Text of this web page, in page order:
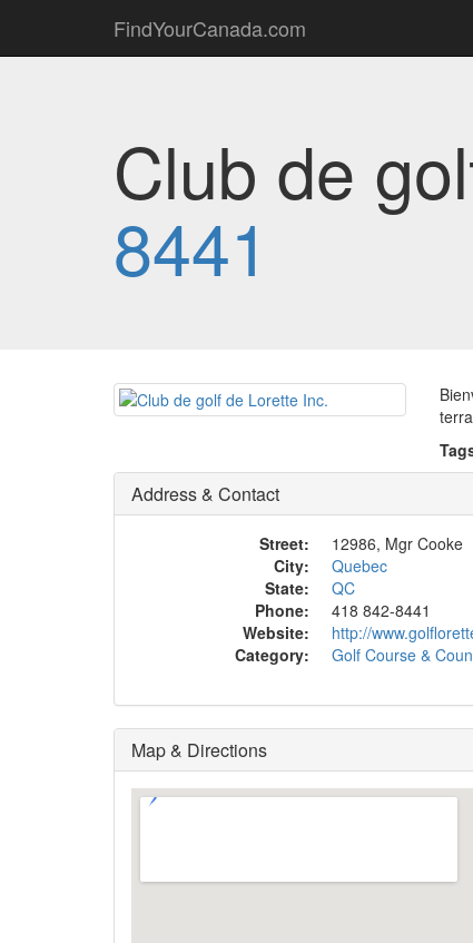
FindYourCanada.com
Club de
8441
Address & Contact
Street:
12986, Mgr Cooke
City:
Quebec
State:
QC
Phone:
418 842-8441
Website:
http://
Category:
Golf Course &
Map & Directions